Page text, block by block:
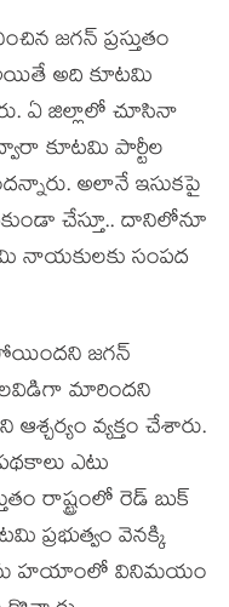
జ‌గ‌న్ ప్ర‌స్తుతం
అయితే అది కూట‌మి
ఏ జిల్లాలో చూసినా
కూట‌మి పార్టీల
అలానే ఇసుకపై
చేస్తూ.. దానిలోనూ
నాయ‌కుల‌కు సంప‌ద
జ‌గ‌న్
మారింద‌ని
వ్య‌క్తం చేశారు.
ఎటు
రాష్ట్రంలో రెడ్ బుక్
ప్ర‌భుత్వం వెన‌క్కి
త‌మ హ‌యాంలో వినిమ‌యం